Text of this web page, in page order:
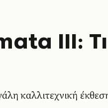
ΙΙΙ:
καλλιτεχνική